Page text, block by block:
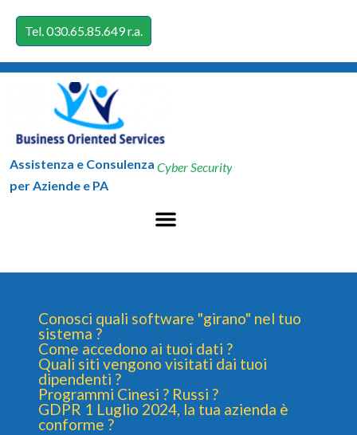
Tel. 030.65.85.649 r.a.
Assistenza e Consulenza Cyber Security
per Aziende e PA
Conosci quali software "girano" nel tuo
sistema ?
Come accedono ai tuoi dati ?
Quali siti vengono visitati dai tuoi
dipendenti ?
Programmi Cinesi ? Russi ?
GDPR 1 Luglio 2024, la tua azienda è
conforme ?